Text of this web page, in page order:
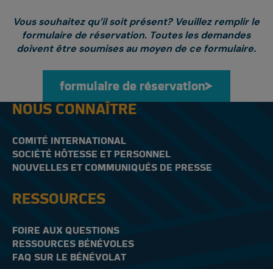
Vous souhaitez qu’il soit présent? Veuillez remplir le
formulaire de réservation. Toutes les demandes
doivent être soumises au moyen de ce formulaire.
formulaire de
formulaire de réservation
NOUS CONNAÎTRE
COMITÉ INTERNATIONAL
SOCIÉTÉ HÔTESSE ET PERSONNEL
NOUVELLES ET COMMUNIQUÉS DE PRESSE
RESSOURCES
FOIRE AUX QUESTIONS
RESSOURCES BÉNÉVOLES
FAQ SUR LE BÉNÉVOLAT